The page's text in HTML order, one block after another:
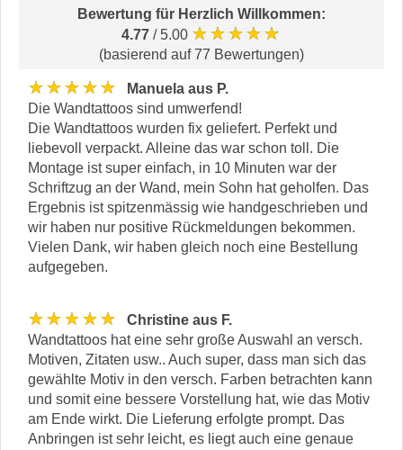
Bewertung für Herzlich Willkommen:
4.77 / 5.00 ★★★★★
(basierend auf 77 Bewertungen)
★★★★★
Manuela aus P.
Die Wandtattoos sind umwerfend!
Die Wandtattoos wurden fix geliefert. Perfekt und
liebevoll verpackt. Alleine das war schon toll. Die
Montage ist super einfach, in 10 Minuten war der
Schriftzug an der Wand, mein Sohn hat geholfen. Das
Ergebnis ist spitzenmässig wie handgeschrieben und
wir haben nur positive Rückmeldungen bekommen.
Vielen Dank, wir haben gleich noch eine Bestellung
aufgegeben.
★★★★★
Christine aus F.
Wandtattoos hat eine sehr große Auswahl an versch.
Motiven, Zitaten usw.. Auch super, dass man sich das
gewählte Motiv in den versch. Farben betrachten kann
und somit eine bessere Vorstellung hat, wie das Motiv
am Ende wirkt. Die Lieferung erfolgte prompt. Das
Anbringen ist sehr leicht, es liegt auch eine genaue